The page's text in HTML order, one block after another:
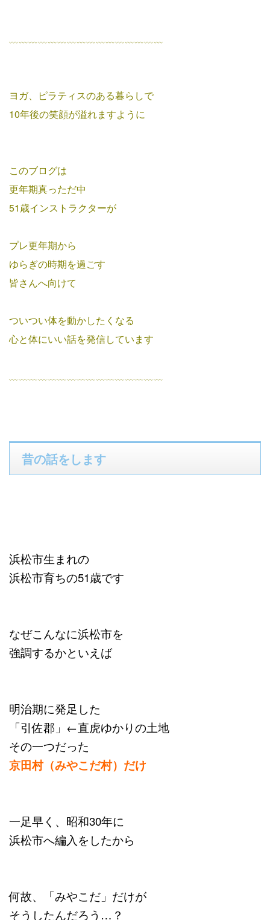
﹏﹏﹏﹏﹏﹏﹏﹏﹏﹏﹏﹏﹏﹏﹏﹏
ヨガ、ピラティスのある暮らしで
10年後の笑顔が溢れますように
このブログは
更年期真っただ中
51歳インストラクターが
プレ更年期から
ゆらぎの時期を過ごす
皆さんへ向けて
ついつい体を動かしたくなる
心と体にいい話を発信しています
﹏﹏﹏﹏﹏﹏﹏﹏﹏﹏﹏﹏﹏﹏﹏﹏
昔の話をします
浜松市生まれの
浜松市育ちの51歳です
なぜこんなに浜松市を
強調するかといえば
明治期に発足した
「引佐郡」←直虎ゆかりの土地
その一つだった
京田村（みやこだ村）だけ
一足早く、昭和30年に
浜松市へ編入をしたから
何故、「みやこだ」だけが
そうしたんだろう…？